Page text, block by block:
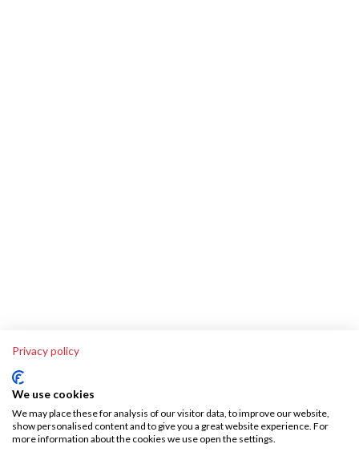
Privacy policy
We use cookies
We may place these for analysis of our visitor data, to improve our website,
show personalised content and to give you a great website experience. For
more information about the cookies we use open the settings.